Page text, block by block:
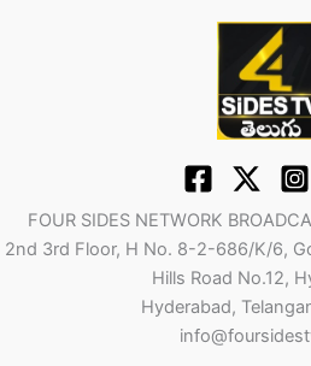
FOUR SIDES NETWORK
2nd 3rd Floor, H No. 8-2-686/K/6,
Hills Road No.12,
Hyderabad,